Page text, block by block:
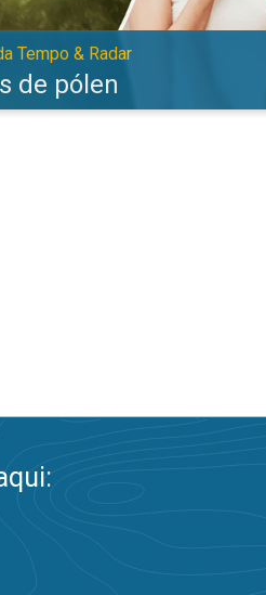
Tempo & Radar
de pólen